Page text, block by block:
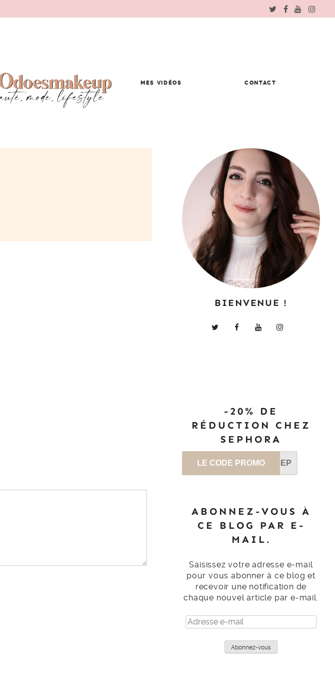
MES VIDÉOS CONTACT
BIENVENUE !
-20% DE
RÉDUCTION CHEZ
SEPHORA
LE CODE PROMO SEP
ABONNEZ-VOUS À
CE BLOG PAR E-
MAIL.
Saisissez votre adresse e-mail
pour vous abonner à ce blog et
recevoir une notification de
chaque nouvel article par e-mail.
Adresse
e-
Abonnez-vous